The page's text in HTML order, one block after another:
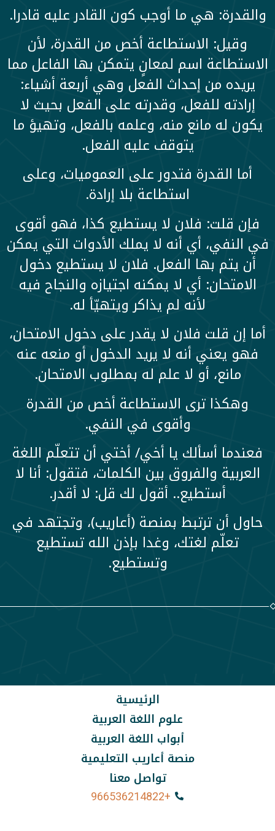
والقدرة: هي ما أوجب كون القادر عليه قادرا.
وقيل: الاستطاعة أخص من القدرة، لأن
الاستطاعة اسم لمعانٍ يتمكن بها الفاعل مما
يريده من إحداث الفعل وهي أربعة أشياء:
إرادته للفعل، وقدرته على الفعل بحيث لا
يكون له مانع منه، وعلمه بالفعل، وتهيؤ ما
يتوقف عليه الفعل.
أما القدرة فتدور على العموميات، وعلى
استطاعة بلا إرادة.
فإن قلت: فلان لا يستطيع كذا، فهو أقوى
في النفي، أي أنه لا يملك الأدوات التي يمكن
أن يتم بها الفعل. فلان لا يستطيع دخول
الامتحان: أي لا يمكنه اجتيازه والنجاح فيه
لأنه لم يذاكر ويتهيّأ له.
أما إن قلت فلان لا يقدر على دخول الامتحان،
فهو يعني أنه لا يريد الدخول أو منعه عنه
مانع، أو لا علم له بمطلوب الامتحان.
وهكذا ترى الاستطاعة أخص من القدرة
وأقوى في النفي.
فعندما أسألك يا أخي/ أختي أن تتعلّم اللغة
العربية والفروق بين الكلمات، فتقول: أنا لا
أستطيع.. أقول لك قل: لا أقدر.
حاول أن ترتبط بمنصة (أعاريب)، وتجتهد في
تعلّم لغتك، وغدا بإذن الله تستطيع
وتستطيع.
الرئيسية
علوم اللغة العربية
أبواب اللغة العربية
منصة أعاريب التعليمية
تواصل معنا
+966536214822